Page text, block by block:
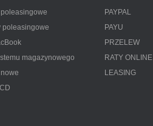
poleasingowe
magazynowego
PAYPAL
PAYU
PRZELEW
RATY ONLINE
LEASING